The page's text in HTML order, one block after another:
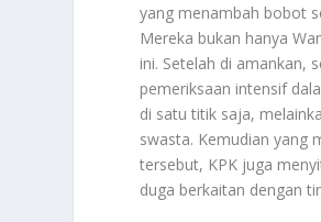
yang menambah bobot
Mereka bukan hanya
ini. Setelah di amankan,
pemeriksaan intensif
di satu titik saja,
swasta. Kemudian yang
tersebut, KPK juga
duga berkaitan dengan